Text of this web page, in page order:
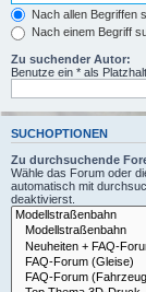
Nach allen Begriffen
Nach einem Begriff
Zu suchender Autor:
Benutze ein * als
SUCHOPTIONEN
Zu durchsuchende
Wähle das Forum oder
automatisch mit
deaktivierst.